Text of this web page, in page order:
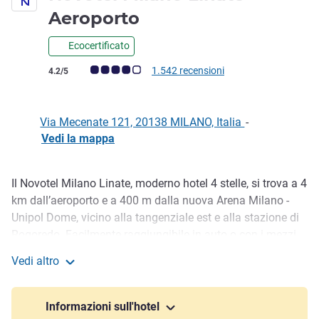
Aeroporto
Ecocertificato
Giudizio clienti (Valutazione ALL)
4.2/5 1.542 recensioni
Via Mecenate 121, 20138 MILANO, Italia -
Vedi la mappa
Descrizione
Il Novotel Milano Linate, moderno hotel 4 stelle, si trova a 4
km dall’aeroporto e a 400 m dalla nuova Arena Milano -
Unipol Dome, vicino alla tangenziale est e alla stazione di
l’aeroporto e colonnine per auto elettriche. Wi-Fi gratuito,
business center per meeting ibridi, aree coworking e un
ampio giardino con piscina esterna per il relax.
Vedi altro
Informazioni sull'hotel